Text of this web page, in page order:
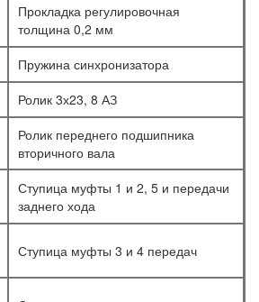
Прокладка регулировочная
толщина 0,2 мм
Пружина синхронизатора
Ролик 3х23, 8 АЗ
Ролик переднего подшипника
вторичного вала
Ступица муфты 1 и 2, 5 и передачи
заднего хода
Ступица муфты 3 и 4 передач